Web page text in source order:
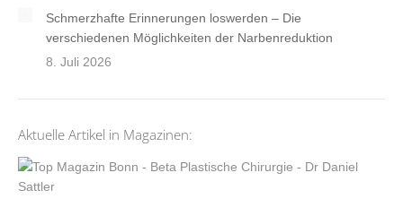
Schmerzhafte Erinnerungen loswerden – Die
verschiedenen Möglichkeiten der Narbenreduktion
8. Juli 2026
Aktuelle Artikel in Magazinen: